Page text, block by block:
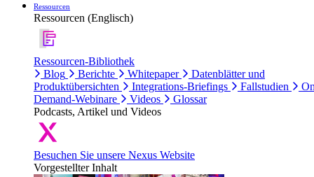
Ressourcen
Ressourcen (Englisch)
Ressourcen-Bibliothek
Blog
Berichte Whitepaper
Datenblätter und
Produktübersichten
Integrations-Briefings Fallstudien
Demand-Webinare
Videos
Glossar
Podcasts, Artikel und Videos
Besuchen Sie unsere Nexus Website
Vorgestellter Inhalt